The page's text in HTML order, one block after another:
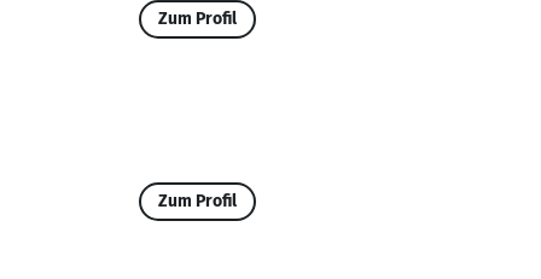
Zum Profil
Zum Profil